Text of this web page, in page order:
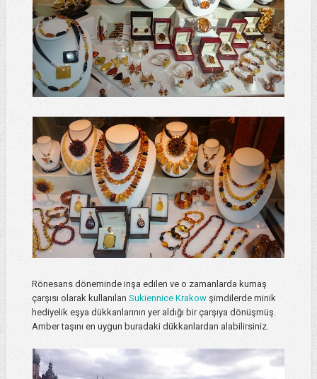
Rönesans döneminde inşa edilen ve o zamanlarda kumaş
çarşısı olarak kullanılan Sukiennice Krakowşimdilerde minik
hediyelik eşya dükkanlarının yer aldığı bir çarşıya dönüşmüş.
Amber taşını en uygun buradaki dükkanlardan alabilirsiniz.